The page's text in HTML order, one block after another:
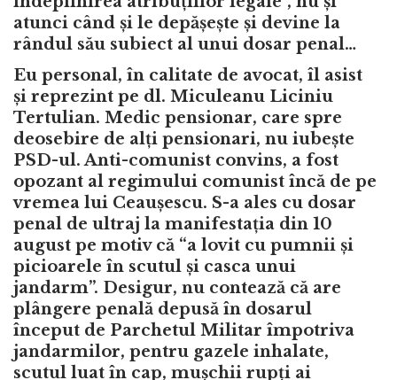
atunci când și le depășește și devine la
rândul său subiect al unui dosar penal…
Eu personal, în calitate de avocat, îl asist
și reprezint pe dl. Miculeanu Liciniu
Tertulian. Medic pensionar, care spre
deosebire de alți pensionari, nu iubește
PSD-ul. Anti-comunist convins, a fost
opozant al regimului comunist încă de pe
vremea lui Ceaușescu. S-a ales cu dosar
penal de ultraj la manifestația din 10
august pe motiv că “a lovit cu pumnii și
picioarele în scutul și casca unui
jandarm”. Desigur, nu contează că are
plângere penală depusă în dosarul
început de Parchetul Militar împotriva
jandarmilor, pentru gazele inhalate,
scutul luat în cap, mușchii rupți ai